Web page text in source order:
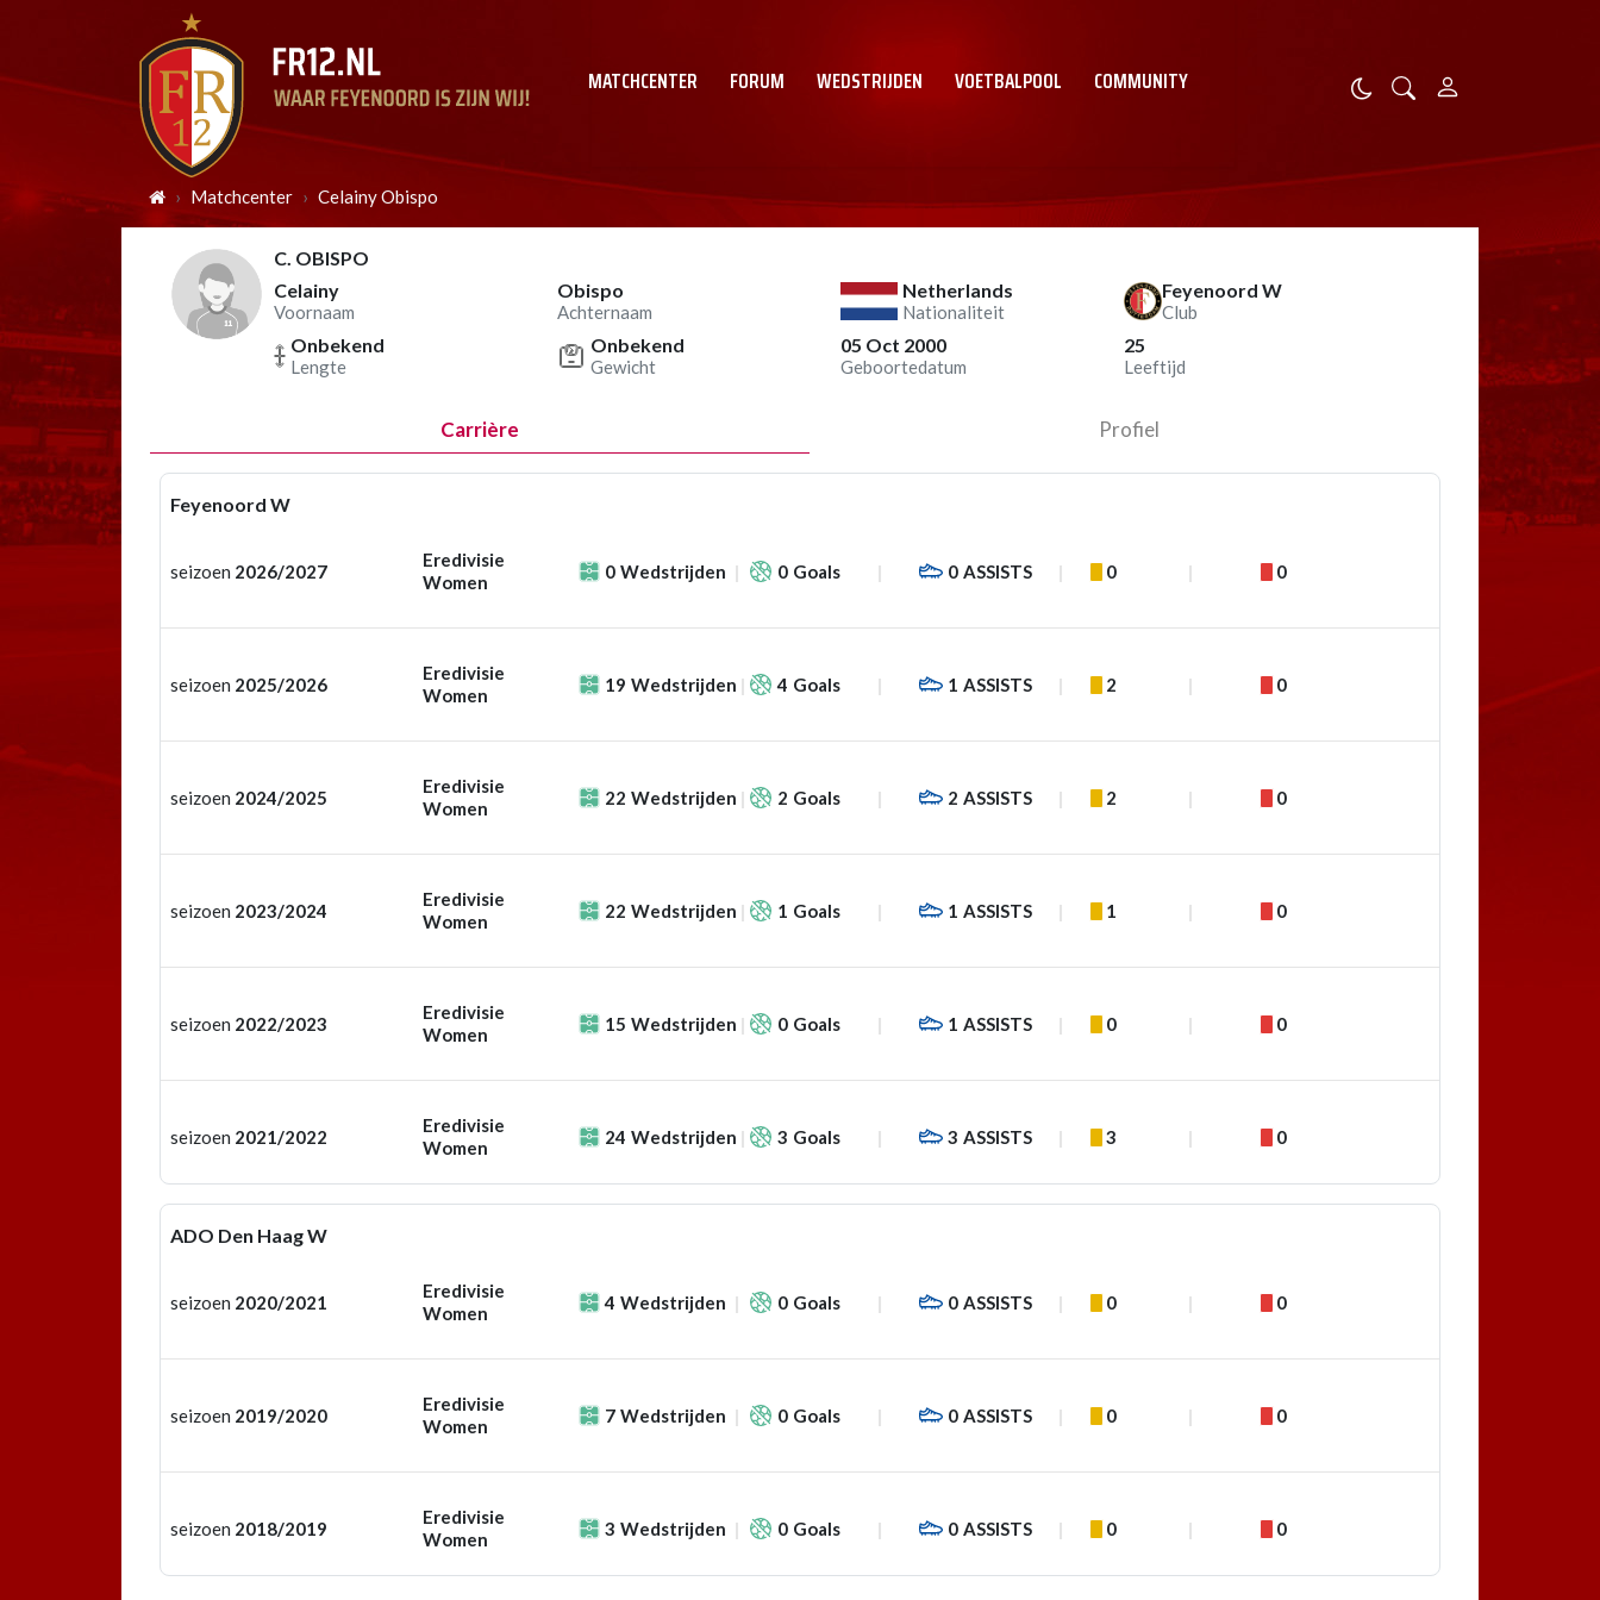
MATCHCENTER FORUM WEDSTRIJDEN VOETBALPOOL COMMUNITY
Matchcenter Celainy Obispo
C. OBISPO
Celainy
Voornaam
Obispo
Achternaam
Netherlands
Nationaliteit
Feyenoord W
Club
Onbekend
Lengte
Onbekend
Gewicht
05 Oct 2000
Geboortedatum
25
Leeftijd
Carrière Profiel
Feyenoord W
seizoen 2026/2027
Eredivisie
Women
0 Wedstrijden 0 Goals 0 ASSISTS 0 0
seizoen 2025/2026
Eredivisie
Women
19 Wedstrijden 4 Goals 1 ASSISTS 2 0
seizoen 2024/2025
Eredivisie
Women
22 Wedstrijden 2 Goals 2 ASSISTS 2 0
seizoen 2023/2024
Eredivisie
Women
22 Wedstrijden 1 Goals 1 ASSISTS 1 0
seizoen 2022/2023
Eredivisie
Women
15 Wedstrijden 0 Goals 1 ASSISTS 0 0
seizoen 2021/2022
Eredivisie
Women
24 Wedstrijden 3 Goals 3 ASSISTS 3 0
ADO Den Haag W
seizoen 2020/2021
Eredivisie
Women
4 Wedstrijden 0 Goals 0 ASSISTS 0 0
seizoen 2019/2020
Eredivisie
Women
7 Wedstrijden 0 Goals 0 ASSISTS 0 0
seizoen 2018/2019
Eredivisie
Women
3 Wedstrijden 0 Goals 0 ASSISTS 0 0